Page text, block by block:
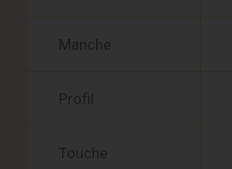
Manche
Profil
Touche